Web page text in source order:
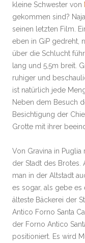
kleine Schwester von
gekommen sind?
seinen letzten Film.
eben in GiP gedreht,
über die Schlucht
lang und 5,5m breit.
ruhiger und
ist natürlich jede
Neben dem Besuch
Besichtigung der
Grotte mit ihrer
Von Gravina in Puglia
der Stadt des
man in der Altstadt
es sogar, als gebe
älteste Bäckerei der
Antico Forno Santa
der Forno Antico
positioniert. Es wird